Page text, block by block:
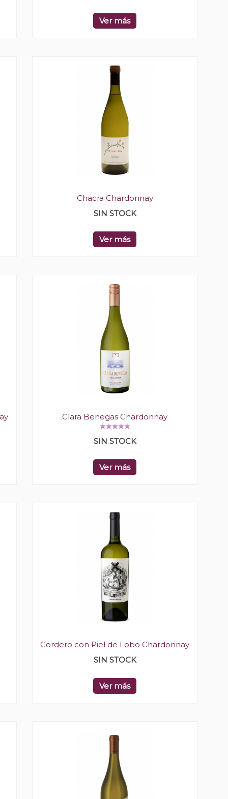
Ver más
Chacra Chardonnay
SIN STOCK
Ver más
Clara Benegas Chardonnay
SIN STOCK
Ver más
Cordero con Piel de Lobo Chardonnay
SIN STOCK
Ver más